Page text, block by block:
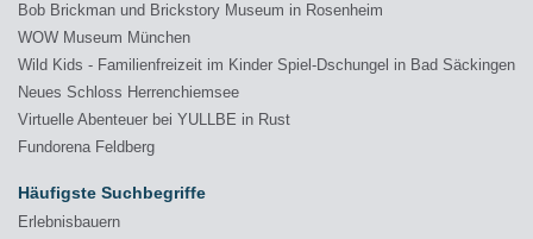
Bob Brickman und Brickstory Museum in Rosenheim
WOW Museum München
Wild Kids - Familienfreizeit im Kinder Spiel-Dschungel in Bad Säckingen
Neues Schloss Herrenchiemsee
Virtuelle Abenteuer bei YULLBE in Rust
Fundorena Feldberg
Häufigste Suchbegriffe
Erlebnisbauern